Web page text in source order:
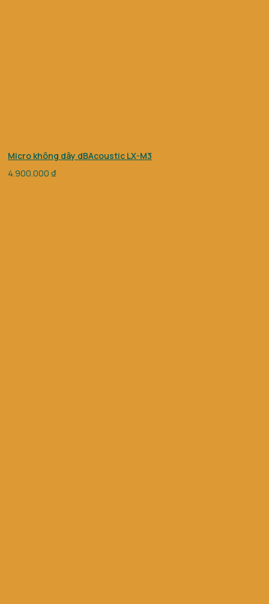
Micro không dây dBAcoustic LX-M3
4.900.000 ₫